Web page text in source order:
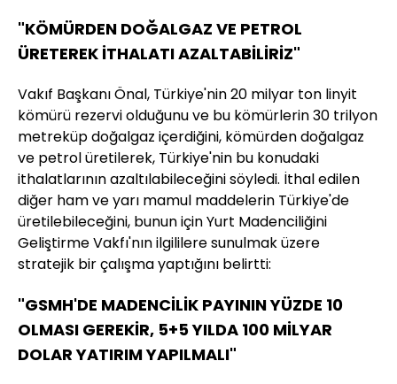
"KÖMÜRDEN DOĞALGAZ VE PETROL
ÜRETEREK İTHALATI AZALTABİLİRİZ"
Vakıf Başkanı Önal, Türkiye'nin 20 milyar ton linyit
kömürü rezervi olduğunu ve bu kömürlerin 30 trilyon
metreküp doğalgaz içerdiğini, kömürden doğalgaz
ve petrol üretilerek, Türkiye'nin bu konudaki
ithalatlarının azaltılabileceğini söyledi. İthal edilen
diğer ham ve yarı mamul maddelerin Türkiye'de
üretilebileceğini, bunun için Yurt Madenciliğini
Geliştirme Vakfı'nın ilgililere sunulmak üzere
stratejik bir çalışma yaptığını belirtti:
"GSMH'DE MADENCİLİK PAYININ YÜZDE 10
OLMASI GEREKİR, 5+5 YILDA 100 MİLYAR
DOLAR YATIRIM YAPILMALI"